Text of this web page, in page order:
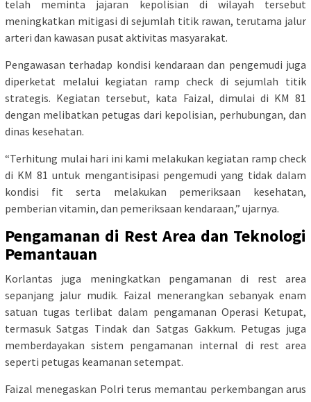
telah meminta jajaran kepolisian di wilayah tersebut
meningkatkan mitigasi di sejumlah titik rawan, terutama jalur
arteri dan kawasan pusat aktivitas masyarakat.
Pengawasan terhadap kondisi kendaraan dan pengemudi juga
diperketat melalui kegiatan ramp check di sejumlah titik
strategis. Kegiatan tersebut, kata Faizal, dimulai di KM 81
dengan melibatkan petugas dari kepolisian, perhubungan, dan
dinas kesehatan.
“Terhitung mulai hari ini kami melakukan kegiatan ramp check
di KM 81 untuk mengantisipasi pengemudi yang tidak dalam
kondisi fit serta melakukan pemeriksaan kesehatan,
pemberian vitamin, dan pemeriksaan kendaraan,” ujarnya.
Pengamanan di Rest Area dan Teknologi
Pemantauan
Korlantas juga meningkatkan pengamanan di rest area
sepanjang jalur mudik. Faizal menerangkan sebanyak enam
satuan tugas terlibat dalam pengamanan Operasi Ketupat,
termasuk Satgas Tindak dan Satgas Gakkum. Petugas juga
memberdayakan sistem pengamanan internal di rest area
seperti petugas keamanan setempat.
Faizal menegaskan Polri terus memantau perkembangan arus